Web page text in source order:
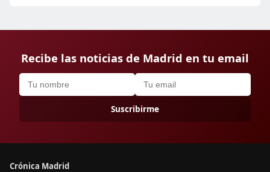
Recibe las noticias de Madrid en tu email
Suscribirme
Crónica Madrid